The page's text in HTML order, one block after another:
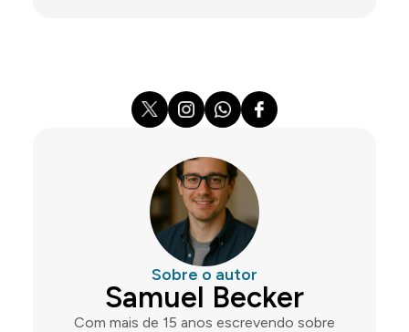
Sobre o autor
Samuel Becker
Com mais de 15 anos escrevendo sobre